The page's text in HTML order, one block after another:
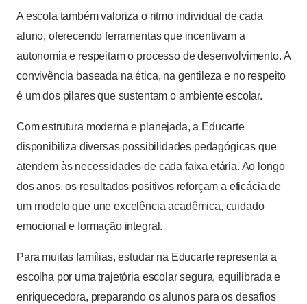
A escola também valoriza o ritmo individual de cada
aluno, oferecendo ferramentas que incentivam a
autonomia e respeitam o processo de desenvolvimento. A
convivência baseada na ética, na gentileza e no respeito
é um dos pilares que sustentam o ambiente escolar.
Com estrutura moderna e planejada, a Educarte
disponibiliza diversas possibilidades pedagógicas que
atendem às necessidades de cada faixa etária. Ao longo
dos anos, os resultados positivos reforçam a eficácia de
um modelo que une excelência acadêmica, cuidado
emocional e formação integral.
Para muitas famílias, estudar na Educarte representa a
escolha por uma trajetória escolar segura, equilibrada e
enriquecedora, preparando os alunos para os desafios